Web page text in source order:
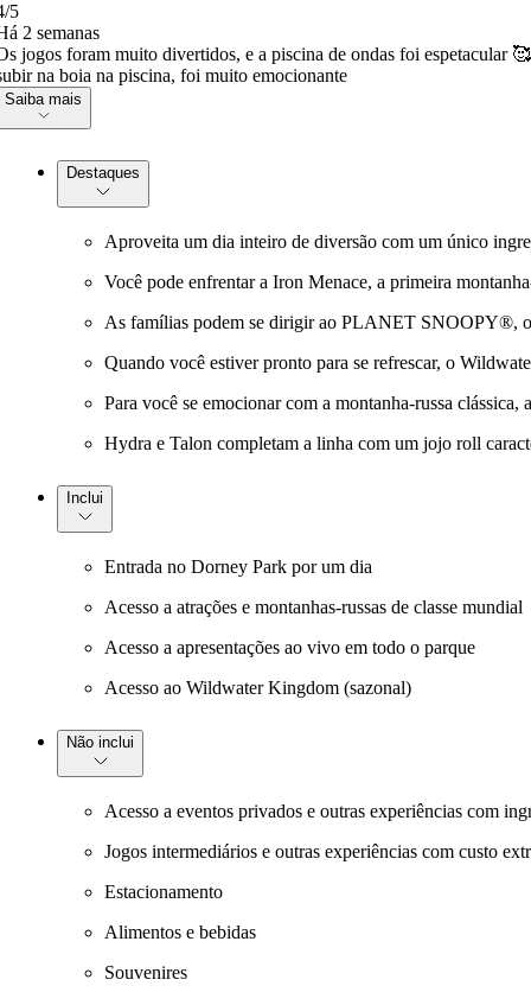
/5
2 semanas
jogos foram muito divertidos, e a piscina de ondas foi espetacular
na boia na piscina, foi muito emocionante
Saiba mais
Destaques
Aproveita um dia inteiro de diversão com um único
Você pode enfrentar a Iron Menace, a primeira
As famílias podem se dirigir ao PLANET SNOOPY®,
Quando você estiver pronto para se refrescar, o
Para você se emocionar com a montanha-russa
Hydra e Talon completam a linha com um jojo roll
Inclui
Entrada no Dorney Park por um dia
Acesso a atrações e montanhas-russas de classe mundial
Acesso a apresentações ao vivo em todo o parque
Acesso ao Wildwater Kingdom (sazonal)
Não inclui
Acesso a eventos privados e outras experiências com
Jogos intermediários e outras experiências com custo
Estacionamento
Alimentos e bebidas
Souvenires